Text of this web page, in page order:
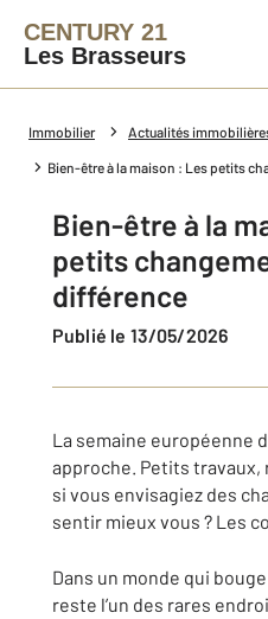
CENTURY 21
Les Brasseurs
Immobilier Actualités
Bien-être à la maison : Les petits
Bien-être à la
petits
différence
Publié le 13/05/2026
La semaine européenne
approche. Petits
si vous envisagiez des
sentir mieux vous ? Les
Dans un monde qui
reste l’un des rares